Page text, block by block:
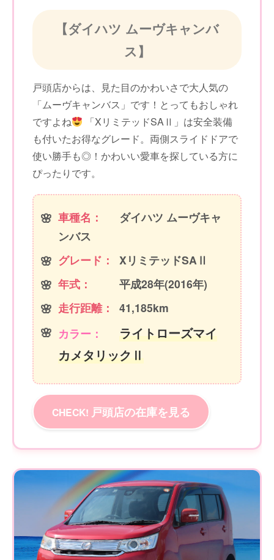
【ダイハツ ムーヴキャンバ
ス】
戸頭店からは、見た目のかわいさで大人気の
「ムーヴキャンバス」です！とってもおしゃれ
ですよね
「XリミテッドSAⅡ」は安全装備
も付いたお得なグレード。両側スライドドアで
使い勝手も◎！かわいい愛車を探している方に
ぴったりです。
車種名：
ダイハツ ムーヴキャ
ンバス
グレード：
XリミテッドSAⅡ
年式：
平成28年(2016年)
走行距離：
41,185km
カラー：
ライトローズマイ
カメタリックⅡ
戸頭店の在庫を見る